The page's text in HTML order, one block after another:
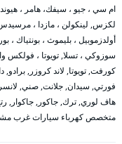
ام سي ، جيو ، سيفك، هامر ،
لكزس, لينكولن ، مازدا ،
أولدزموبيل ، بليموث ،
سوزوكي ، تسلا, تويوتا ، فولكس
كورفت, تويوتا, لاند كروزر,
فورتي, سيدان, جلانت, صني,
هاف لوري, ترك, جاكور, جاكوار,
متخصص كهرباء سيارات غرب مشرف